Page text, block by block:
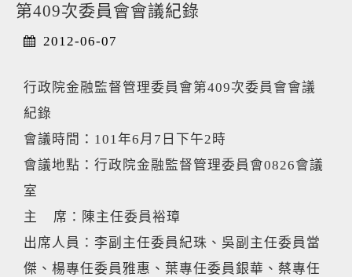
第409次委員會會議紀錄
2012-06-07
行政院金融監督管理委員會第409次委員會會議
紀錄
會議時間：101年6月7日下午2時
會議地點：行政院金融監督管理委員會0826會議
室
主 席：陳主任委員裕璋
出席人員：李副主任委員紀珠、吳副主任委員當
傑、楊專任委員雅惠、葉專任委員銀華、蔡專任